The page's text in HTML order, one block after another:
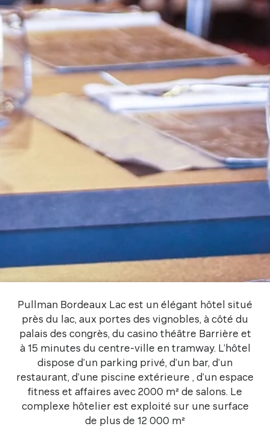
Pullman Bordeaux Lac est un élégant hôtel situé
près du lac, aux portes des vignobles, à côté du
palais des congrès, du casino théâtre Barrière et
à 15 minutes du centre-ville en tramway. L’hôtel
dispose d’un parking privé, d’un bar, d’un
restaurant, d’une piscine extérieure , d’un espace
fitness et affaires avec 2000 m² de salons. Le
complexe hôtelier est exploité sur une surface
de plus de 12 000 m²